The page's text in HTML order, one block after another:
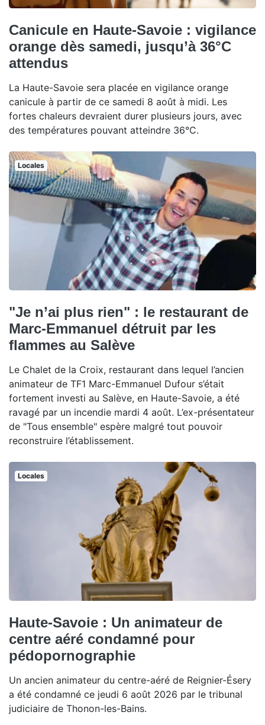
Canicule en Haute-Savoie : vigilance
orange dès samedi, jusqu’à 36°C
attendus
La Haute-Savoie sera placée en vigilance orange
canicule à partir de ce samedi 8 août à midi. Les
fortes chaleurs devraient durer plusieurs jours, avec
des températures pouvant atteindre 36°C.
Locales
"Je n’ai plus rien" : le restaurant de
Marc-Emmanuel détruit par les
flammes au Salève
Le Chalet de la Croix, restaurant dans lequel l’ancien
animateur de TF1 Marc-Emmanuel Dufour s’était
fortement investi au Salève, en Haute-Savoie, a été
ravagé par un incendie mardi 4 août. L’ex-présentateur
de "Tous ensemble" espère malgré tout pouvoir
reconstruire l’établissement.
Locales
Haute-Savoie : Un animateur de
centre aéré condamné pour
pédopornographie
Un ancien animateur du centre-aéré de Reignier-Ésery
a été condamné ce jeudi 6 août 2026 par le tribunal
judiciaire de Thonon-les-Bains.